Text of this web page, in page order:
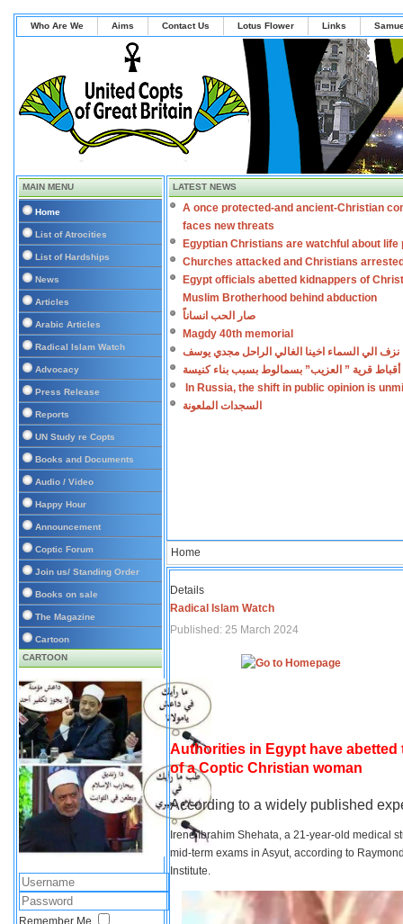
Who Are We Aims Contact Us Lotus Flower Links
MAIN MENU
Home
List of Atrocities
List of Hardships
News
Articles
Arabic Articles
Radical Islam Watch
Advocacy
Press Release
Reports
UN Study re Copts
Books and Documents
Audio / Video
Happy Hour
Announcement
Coptic Forum
Join us/ Standing Order
Books on sale
The Magazine
Cartoon
CARTOON
Remember Me
LATEST NEWS
A once protected-and ancient-Christian
faces new threats
Egyptian Christians are watchful about life
Churches attacked and Christians
Egypt officials abetted kidnappers of
Muslim Brotherhood behind abduction
صار الحب انساناً
Magdy 40th memorial
نزف الي السماء اخينا الغالي الراحل مجدي يوسف
أقباط قرية ” العزيب” بسمالوط بسبب بناء كنيسة
In Russia, the shift in public opinion is
السجدات الملعونة
Home
Details
Radical Islam Watch
Published: 25 March 2024
Authorities in Egypt have
of a Coptic Christian woman
According to a widely published
Irene Ibrahim Shehata, a 21-year-old medical
mid-term exams in Asyut, according to
Institute.